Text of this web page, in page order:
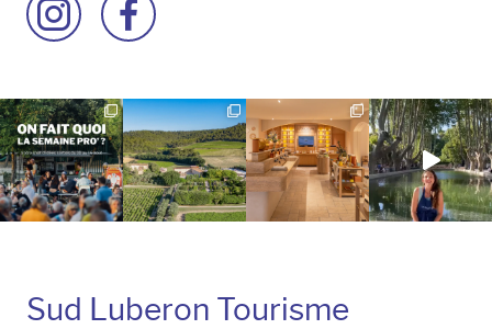
à
Instagram
à
Facebook
Sud Luberon Tourisme